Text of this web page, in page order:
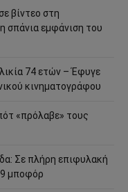
βίντεο στη
σπάνια εμφάνιση του
74 ετών – Έφυγε
κινηματογράφου
«πρόλαβε» τους
Σε πλήρη επιφυλακή
9 μποφόρ